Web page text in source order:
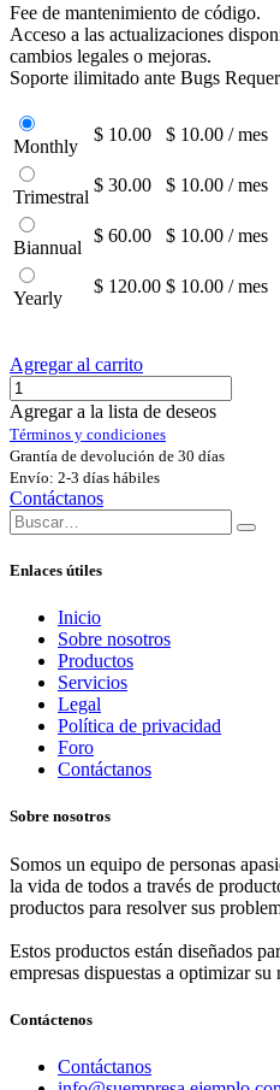
Fee de mantenimiento de código.
Acceso a las actualizaciones
cambios legales o mejoras.
Soporte
Monthly
$ 10.00 $ 10.00 / mes
Trimestral
$ 30.00 $ 10.00 / mes
Biannual
$ 60.00 $ 10.00 / mes
Yearly
$ 120.00 $ 10.00 / mes
Agregar al carrito
Agregar a la lista de deseos
Términos y condiciones
Grantía de devolución de 30 días
Envío: 2-3 días hábiles
Contáctanos
Enlaces útiles
Inicio
Sobre nosotros
Productos
Servicios
Legal
Política de privacidad
Foro
Contáctanos
Sobre nosotros
Somos un equipo de personas
la vida de todos a través de
productos para resolver sus
Estos productos están diseñados
empresas dispuestas a optimizar su
Contáctenos
Contáctanos